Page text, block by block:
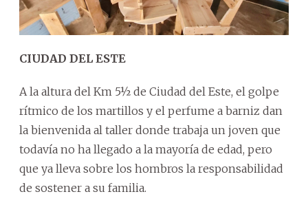
CIUDAD DEL ESTE
A la altura del Km 5½ de Ciudad del Este, el golpe
rítmico de los martillos y el perfume a barniz dan
la bienvenida al taller donde trabaja un joven que
todavía no ha llegado a la mayoría de edad, pero
que ya lleva sobre los hombros la responsabilidad
de sostener a su familia.